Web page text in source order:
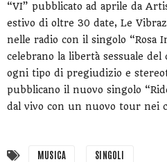
“VI” pubblicato ad aprile da
estivo di oltre 30 date, Le
nelle radio con il singolo “Rosa
celebrano la libertà sessuale
ogni tipo di pregiudizio e
pubblicano il nuovo singolo
dal vivo con un nuovo tour nei
MUSICA SINGOLI